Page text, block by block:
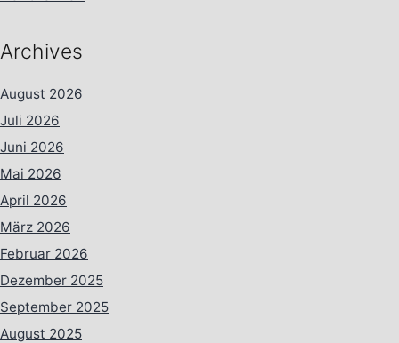
Archives
August 2026
Juli 2026
Juni 2026
Mai 2026
April 2026
März 2026
Februar 2026
Dezember 2025
September 2025
August 2025